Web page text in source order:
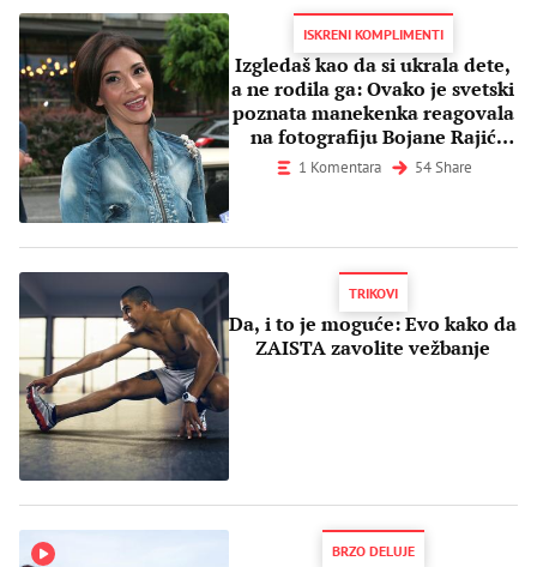
ISKRENI KOMPLIMENTI
Izgledaš kao da si ukrala dete,
a ne rodila ga: Ovako je svetski
poznata manekenka reagovala
na fotografiju Bojane Rajić
(FOTO)
1 Komentara 54 Share
TRIKOVI
Da, i to je moguće: Evo kako da
ZAISTA zavolite vežbanje
BRZO DELUJE